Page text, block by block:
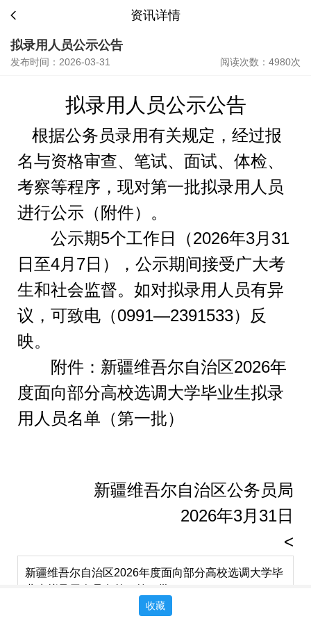
资讯详情
拟录用人员公示公告
发布时间：2026-03-31 阅读次数：4980次
拟录用人员公示公告
根据公务员录用有关规定，经过报
名与资格审查、笔试、面试、体检、
考察等程序， 现对第一批拟录用人员
进行公示 （附件） 。
公示期5个工作日（2026年3月 31
日至4月 7日），公示期间接受广大考
生和社会监督。如对拟录用人员有异
议，可致电（0991—2391533）反
映。
附件：新疆维吾尔自治区2026年
度面向部分高校选调大学毕业生拟录
用人员名单（第一批）
新疆维吾尔自治区公务员局
2026年3月 31日
<
新疆维吾尔自治区2026年度面向部分高校选调大学毕
收藏